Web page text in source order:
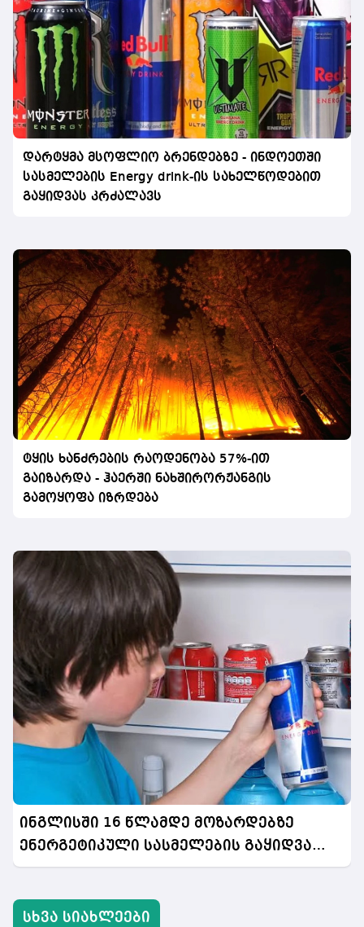
დარტყმა მსოფლიო ბრენდებზე - ინდოეთში
სასმელების Energy drink-ის სახელწოდებით
გაყიდვას კრძალავს
ტყის ხანძრების რაოდენობა 57%-ით
გაიზარდა - ჰაერში ნახშირორჟანგის
გამოყოფა იზრდება
ინგლისში 16 წლამდე მოზარდებზე
ენერგეტიკული სასმელების გაყიდვა
აიკრძალება
სხვა სიახლეები